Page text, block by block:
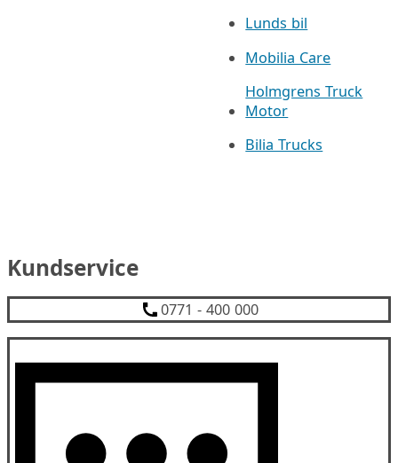
Lunds bil
Mobilia Care
Holmgrens Truck
Motor
Bilia Trucks
Kundservice
0771 - 400 000